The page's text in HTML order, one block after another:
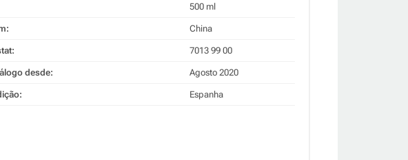
500 ml
China
7013 99 00
desde: Agosto 2020
Espanha